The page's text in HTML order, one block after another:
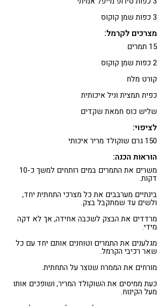
3 כפות שמן קוקוס
מצרכים לקרמל:
15 תמרים
2 כפות שמן קוקוס
קורט מלח
כפית תמצית וניל איכותית
שליש כוס חמאת שקדים
לציפוי:
150 גרם שוקולד מריר איכותי
הוראות הכנה:
משרים את התמרים במים רותחים למשך כ-10
דקות.
בינתיים מערבבים את כל מצרכי התחתית יחד,
ולשים עד שמתקבל בצק.
מרדדים את הבצק לשכבה אחידה, אך לא דקה
מידי.
מגלענים את התמרים וטוחנים אותם יחד עם כל
שאר רכיבי הקרמל.
מורחים את הממרח שנוצר על התחתית.
כעת ממיסים את השוקולד המריר, ושופכים אותו
מעל הקינוח.